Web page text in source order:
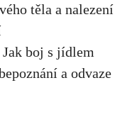
těla a ⁤nalezení
boj s jídlem
a odvaze